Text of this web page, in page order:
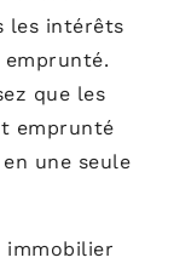
les intérêts
que les
emprunté
une seule
immobilier